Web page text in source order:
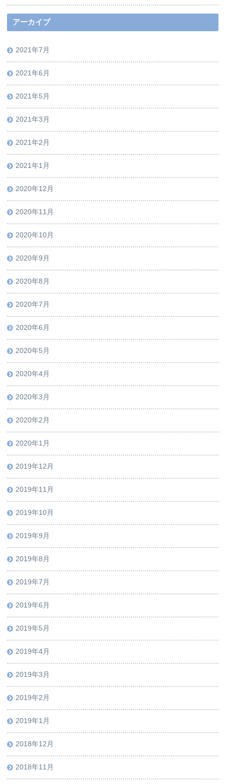
アーカイブ
2021年7月
2021年6月
2021年5月
2021年3月
2021年2月
2021年1月
2020年12月
2020年11月
2020年10月
2020年9月
2020年8月
2020年7月
2020年6月
2020年5月
2020年4月
2020年3月
2020年2月
2020年1月
2019年12月
2019年11月
2019年10月
2019年9月
2019年8月
2019年7月
2019年6月
2019年5月
2019年4月
2019年3月
2019年2月
2019年1月
2018年12月
2018年11月